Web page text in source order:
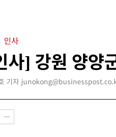
인사
사] 강원 양양
기자